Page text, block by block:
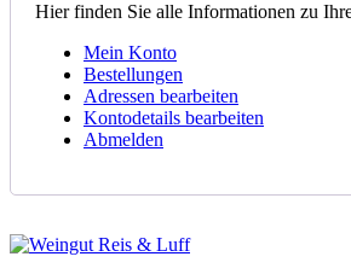
Hier finden Sie alle Informationen zu
Mein Konto
Bestellungen
Adressen bearbeiten
Kontodetails bearbeiten
Abmelden